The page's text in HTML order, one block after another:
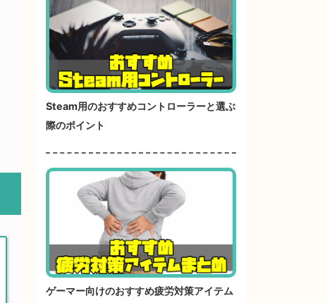
Steam用のおすすめコントローラーと選ぶ
際のポイント
ゲーマー向けのおすすめ疲労対策アイテム